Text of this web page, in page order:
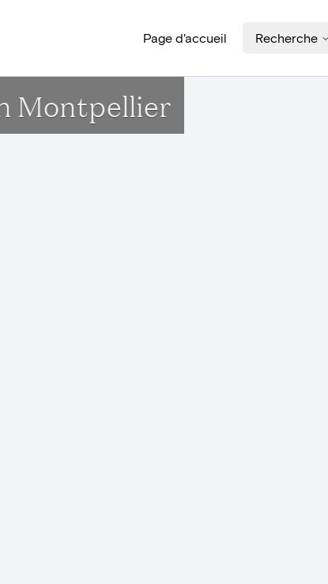
Page d'accueil Recherche
Montpellier